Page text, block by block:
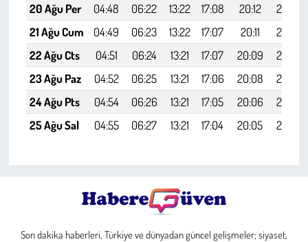
20 Ağu Per
04:48 06:22 13:22 17:08 20:12
21:39
21 Ağu Cum
04:49 06:23 13:22 17:07 20:11
21:37
22 Ağu Cts
04:51 06:24 13:21 17:07 20:09
21:36
23 Ağu Paz
04:52 06:25 13:21 17:06 20:08
21:34
24 Ağu Pts
04:54 06:26 13:21 17:05 20:06
21:32
25 Ağu Sal
04:55 06:27 13:21 17:04 20:05 21:30
Son dakika haberleri, Türkiye ve dünyadan güncel gelişmeler; siyaset,